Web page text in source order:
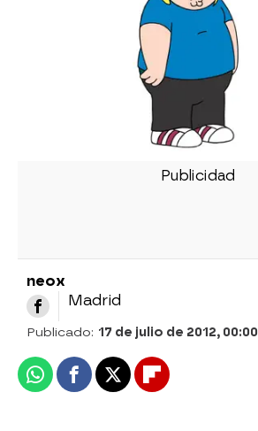
neox
Madrid
Publicado: 17 de julio de 2012, 00:00
WhatsappFacebook
X Flipboard